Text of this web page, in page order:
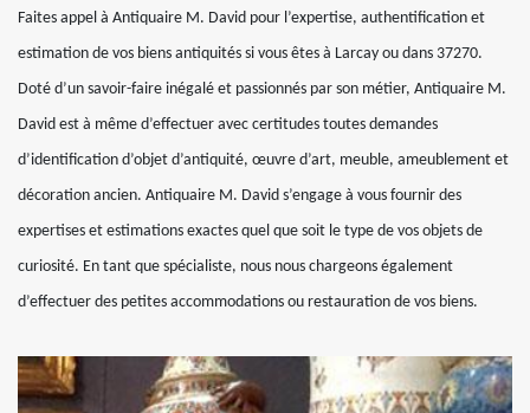
Faites appel à Antiquaire M. David pour l’expertise, authentification et
estimation de vos biens antiquités si vous êtes à Larcay ou dans 37270.
Doté d’un savoir-faire inégalé et passionnés par son métier, Antiquaire M.
David est à même d’effectuer avec certitudes toutes demandes
d’identification d’objet d’antiquité, œuvre d’art, meuble, ameublement et
décoration ancien. Antiquaire M. David s’engage à vous fournir des
expertises et estimations exactes quel que soit le type de vos objets de
curiosité. En tant que spécialiste, nous nous chargeons également
d’effectuer des petites accommodations ou restauration de vos biens.